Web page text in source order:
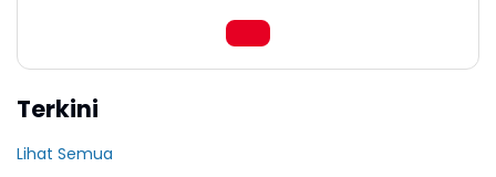
Terkini
Lihat Semua